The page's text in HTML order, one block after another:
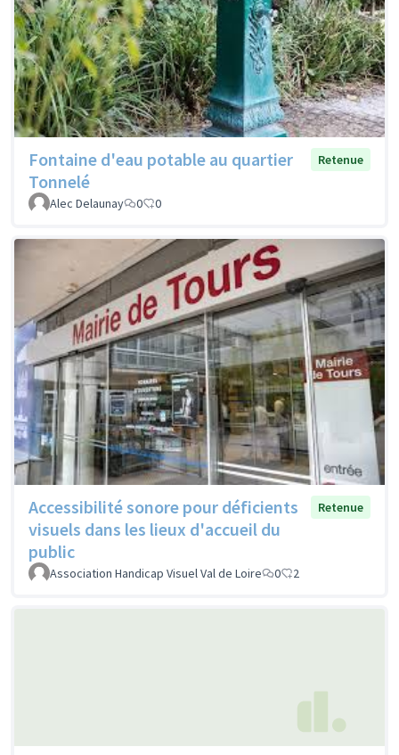
Fontaine d'eau potable au quartier
Tonnelé
Retenue
Alec Delaunay 0 0
Accessibilité sonore pour déficients
visuels dans les lieux d'accueil du
public
Retenue
Association Handicap Visuel Val de Loire 0 2